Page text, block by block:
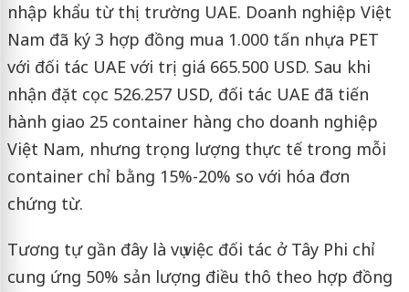
nhập khẩu từ thị trường UAE. Doanh nghiệp Việt
Nam đã ký 3 hợp đồng mua 1.000 tấn nhựa PET
với đối tác UAE với trị giá 665.500 USD. Sau khi
nhận đặt cọc 526.257 USD, đối tác UAE đã tiến
hành giao 25 container hàng cho doanh nghiệp
Việt Nam, nhưng trọng lượng thực tế trong mỗi
container chỉ bằng 15%-20% so với hóa đơn
chứng từ.
Tương tự gần đây là vụ việc đối tác ở Tây Phi chỉ
cung ứng 50% sản lượng điều thô theo hợp đồng